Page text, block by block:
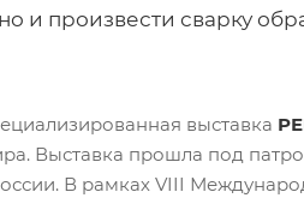
и произвести сварку
выставка
Выставка прошла под
В рамках VIII